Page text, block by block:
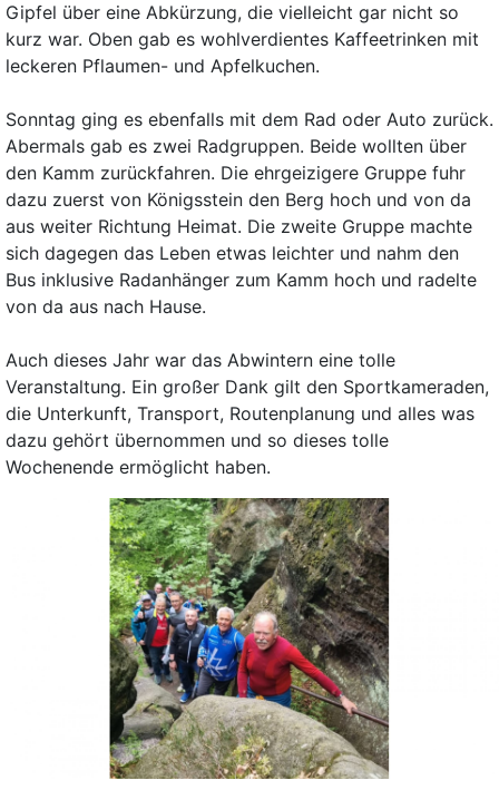
Gipfel über eine Abkürzung, die vielleicht gar nicht so
kurz war. Oben gab es wohlverdientes Kaffeetrinken mit
leckeren Pflaumen- und Apfelkuchen.
Sonntag ging es ebenfalls mit dem Rad oder Auto zurück.
Abermals gab es zwei Radgruppen. Beide wollten über
den Kamm zurückfahren. Die ehrgeizigere Gruppe fuhr
dazu zuerst von Königsstein den Berg hoch und von da
aus weiter Richtung Heimat. Die zweite Gruppe machte
sich dagegen das Leben etwas leichter und nahm den
Bus inklusive Radanhänger zum Kamm hoch und radelte
von da aus nach Hause.
Auch dieses Jahr war das Abwintern eine tolle
Veranstaltung. Ein großer Dank gilt den Sportkameraden,
die Unterkunft, Transport, Routenplanung und alles was
dazu gehört übernommen und so dieses tolle
Wochenende ermöglicht haben.